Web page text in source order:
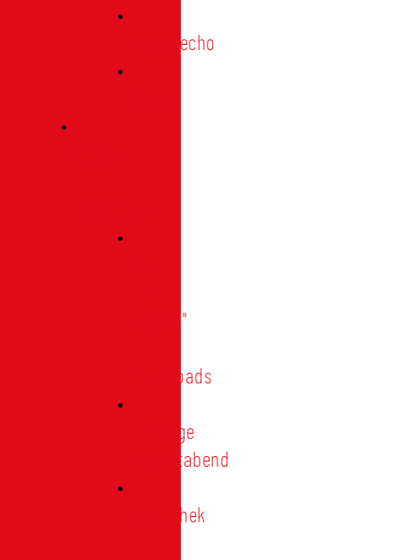
Presseecho
"digital"
Downloads
Vorträge
Heimatabend
Bibliothek